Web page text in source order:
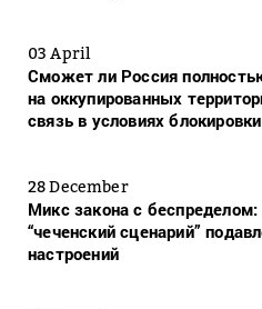
03 April
Сможет ли Россия
на оккупированных
связь в условиях блокировки
28 December
Микс закона с
“чеченский сценарий”
настроений